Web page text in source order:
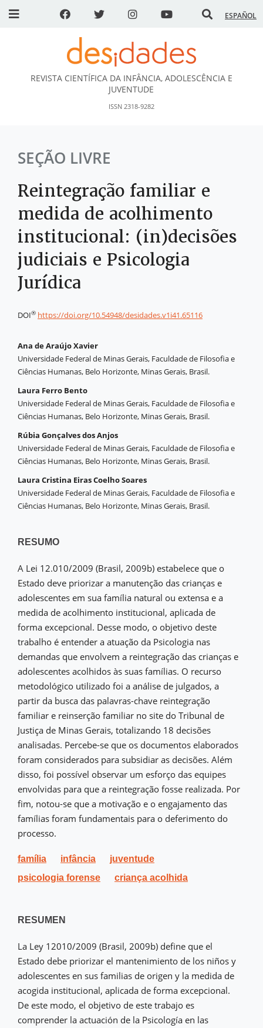
ESPAÑOL
DESidades
REVISTA CIENTÍFICA DA INFÂNCIA, ADOLESCÊNCIA E
JUVENTUDE
ISSN 2318-9282
SEÇÃO LIVRE
Reintegração familiar e
medida de acolhimento
institucional: (in)decisões
judiciais e Psicologia
Jurídica
DOI® https://doi.org/10.54948/desidades.v1i41.65116
Ana de Araújo Xavier
Universidade Federal de Minas Gerais, Faculdade de Filosofia e
Ciências Humanas, Belo Horizonte, Minas Gerais, Brasil.
Laura Ferro Bento
Universidade Federal de Minas Gerais, Faculdade de Filosofia e
Ciências Humanas, Belo Horizonte, Minas Gerais, Brasil.
Rúbia Gonçalves dos Anjos
Universidade Federal de Minas Gerais, Faculdade de Filosofia e
Ciências Humanas, Belo Horizonte, Minas Gerais, Brasil.
Laura Cristina Eiras Coelho Soares
Universidade Federal de Minas Gerais, Faculdade de Filosofia e
Ciências Humanas, Belo Horizonte, Minas Gerais, Brasil.
RESUMO
A Lei 12.010/2009 (Brasil, 2009b) estabelece que o
Estado deve priorizar a manutenção das crianças e
adolescentes em sua família natural ou extensa e a
medida de acolhimento institucional, aplicada de
forma excepcional. Desse modo, o objetivo deste
trabalho é entender a atuação da Psicologia nas
demandas que envolvem a reintegração das crianças e
adolescentes acolhidos às suas famílias. O recurso
metodológico utilizado foi a análise de julgados, a
partir da busca das palavras-chave reintegração
familiar e reinserção familiar no site do Tribunal de
Justiça de Minas Gerais, totalizando 18 decisões
analisadas. Percebe-se que os documentos elaborados
foram considerados para subsidiar as decisões. Além
disso, foi possível observar um esforço das equipes
envolvidas para que a reintegração fosse realizada. Por
fim, notou-se que a motivação e o engajamento das
famílias foram fundamentais para o deferimento do
processo.
família infância
juventude
psicologia forense
criança acolhida
RESUMEN
La Ley 12010/2009 (Brasil, 2009b) define que el
Estado debe priorizar el mantenimiento de los niños y
adolescentes en sus familias de origen y la medida de
acogida institucional, aplicada de forma excepcional.
De este modo, el objetivo de este trabajo es
comprender la actuación de la Psicología en las